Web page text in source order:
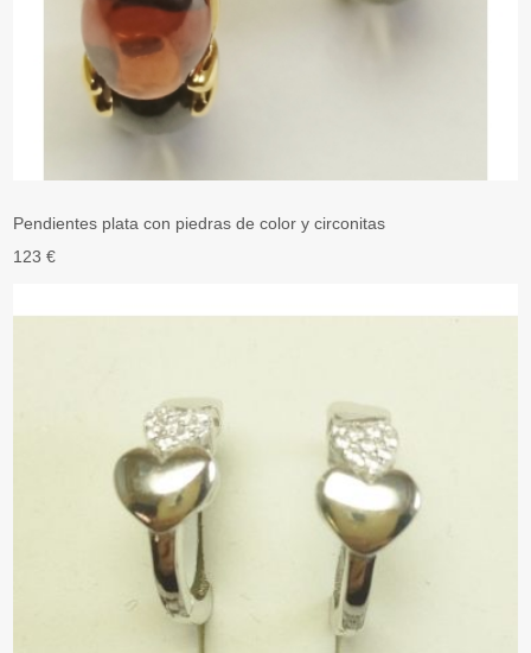
Pendientes plata con piedras de color y circonitas
123 €